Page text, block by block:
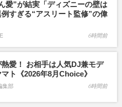
愛”が結実「ディズニーの壁は
すぎる“アスリート監修”の偉
6時間前
愛！ お相手は人気DJ兼モデ
ト《2026年8月Choice》
集部 6時間前